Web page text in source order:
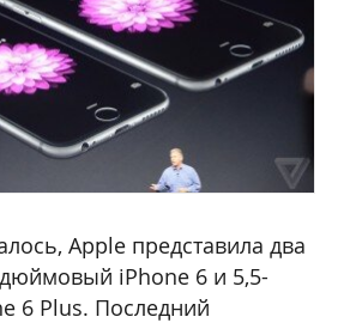
Apple представила два
iPhone 6 и 5,5-
6 Plus. Последний